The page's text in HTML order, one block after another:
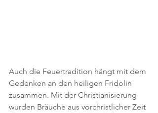
Auch die Feuertradition hängt mit dem
Gedenken an den heiligen Fridolin
zusammen. Mit der Christianisierung
wurden Bräuche aus vorchristlicher Zeit